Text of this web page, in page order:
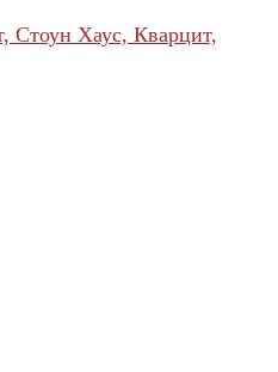
Стоун Хаус, Кварцит,